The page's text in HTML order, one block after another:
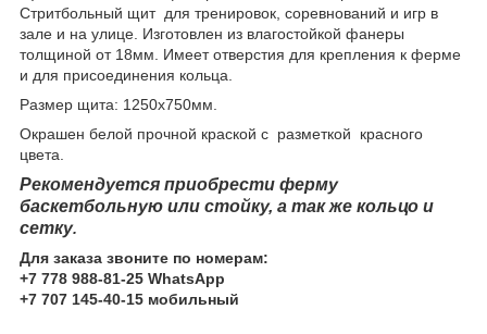
Стритбольный щит для тренировок, соревнований и игр в
зале и на улице. Изготовлен из влагостойкой фанеры
толщиной от 18мм. Имеет отверстия для крепления к ферме
и для присоединения кольца.
Размер щита: 1250х750мм.
Окрашен белой прочной краской с разметкой красного
цвета.
Рекомендуется приобрести ферму
баскетбольную или стойку, а так же кольцо и
сетку.
Для заказа звоните по номерам:
+7 778 988-81-25 WhatsApp
+7 707 145-40-15 мобильный